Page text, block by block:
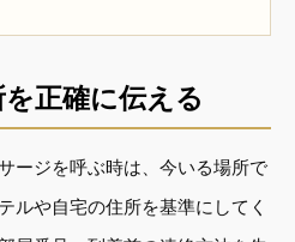
正確に伝える
ージを呼ぶ時は、今いる場所で
ルや自宅の住所を基準にしてく